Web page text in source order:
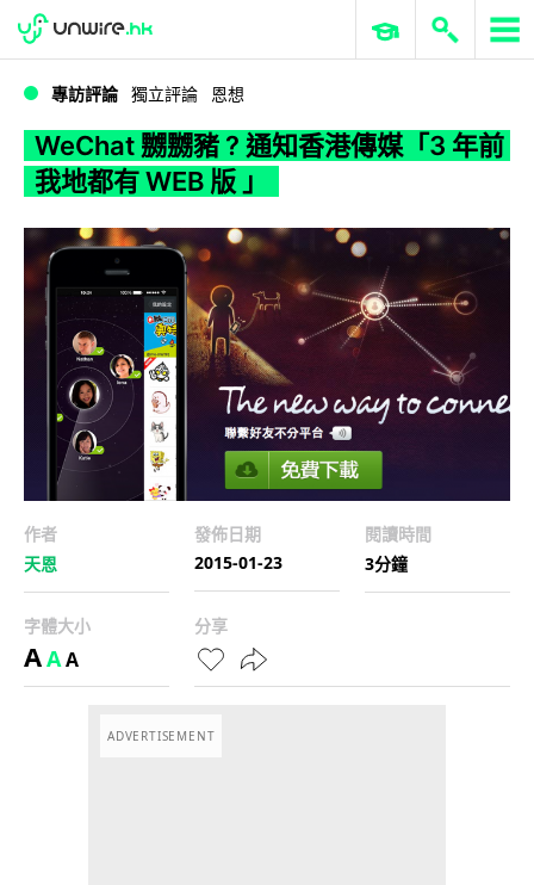
WWDC 2026 ERP 與商業 AI
專訪評論 獨立評論 恩想
WeChat 嬲嬲豬 ? 通知香港傳媒「3 年前
我地都有 WEB 版 」
作者
天恩
發佈日期
2015-01-23
閱讀時間
3分鐘
字體大小
AAA
分享
ADVERTISEMENT